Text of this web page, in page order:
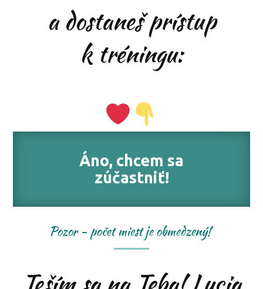
a dostaneš prístup
k tréningu:
Áno, chcem sa
zúčastniť!
Pozor - počet miest je obmedzený!